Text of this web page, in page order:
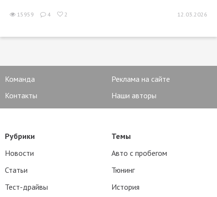
15959 4 2 12.03.2026
Команда
Реклама на сайте
Контакты
Наши авторы
Рубрики
Новости
Статьи
Тест-драйвы
Темы
Авто с пробегом
Тюнинг
История